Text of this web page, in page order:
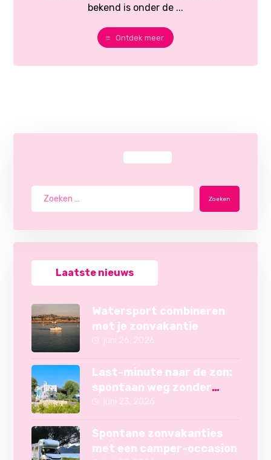
bekend is onder de ...
Ontdek meer
Zoeken
Laatste nieuws
Watersport combineren
met je zonvakantie
Last-minute naar de zon:
spontaan weg zonder
Spontane zonvakanties
met een camper-occasion